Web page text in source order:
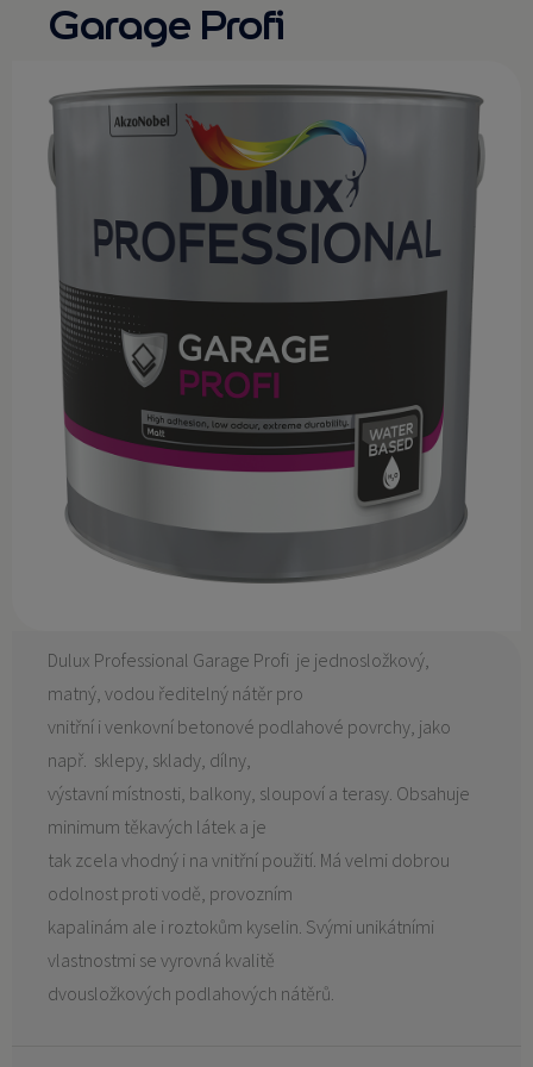
KONTAKT
Garage Profi
Dulux Professional Garage Profi je jednosložkový,
matný, vodou ředitelný nátěr pro
vnitřní i venkovní betonové podlahové povrchy, jako
např. sklepy, sklady, dílny,
výstavní místnosti, balkony, sloupoví a terasy. Obsahuje
minimum těkavých látek a je
tak zcela vhodný i na vnitřní použití. Má velmi dobrou
odolnost proti vodě, provozním
kapalinám ale i roztokům kyselin. Svými unikátními
vlastnostmi se vyrovná kvalitě
dvousložkových podlahových nátěrů.